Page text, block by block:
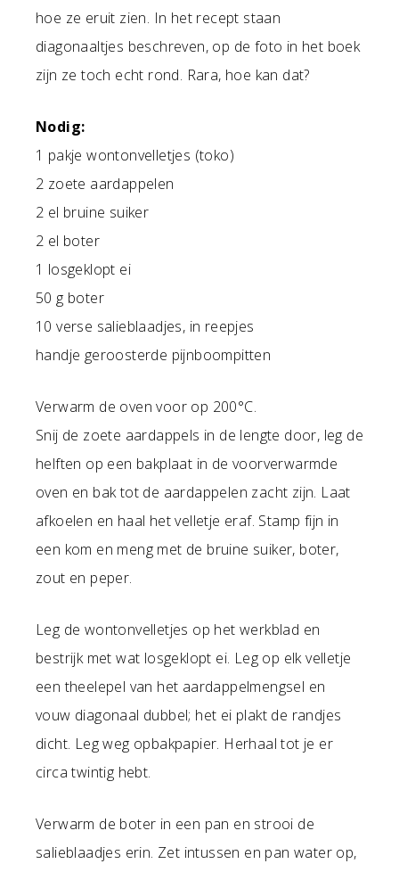
hoe ze eruit zien. In het recept staan
diagonaaltjes beschreven, op de foto in het boek
zijn ze toch echt rond. Rara, hoe kan dat?
Nodig:
1 pakje wontonvelletjes (toko)
2 zoete aardappelen
2 el bruine suiker
2 el boter
1 losgeklopt ei
50 g boter
10 verse salieblaadjes, in reepjes
handje geroosterde pijnboompitten
Verwarm de oven voor op 200°C.
Snij de zoete aardappels in de lengte door, leg de
helften op een bakplaat in de voorverwarmde
oven en bak tot de aardappelen zacht zijn. Laat
afkoelen en haal het velletje eraf. Stamp fijn in
een kom en meng met de bruine suiker, boter,
zout en peper.
Leg de wontonvelletjes op het werkblad en
bestrijk met wat losgeklopt ei. Leg op elk velletje
een theelepel van het aardappelmengsel en
vouw diagonaal dubbel; het ei plakt de randjes
dicht. Leg weg opbakpapier. Herhaal tot je er
circa twintig hebt.
Verwarm de boter in een pan en strooi de
salieblaadjes erin. Zet intussen en pan water op,